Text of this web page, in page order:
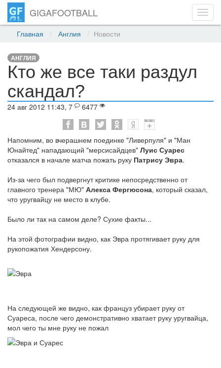
GIGAFOOTBALL
Главная Англия Новости
АНГЛИЯ
Кто же все таки раздул
скандал?
24 авг 2012 11:43, 7 6477
Напомним, во вчерашнем поединке "Ливерпуля" и "Ман
Юнайтед" нападающий "мерсисайдцев" Луис Суарес
отказался в начале матча пожать руку Патрису Эвра.
Из-за чего был подвергнут критике непосредственно от
главного тренера "МЮ" Алекса Фергюсона, который сказал,
что уругвайцу не место в клубе.
Было ли так на самом деле? Сухие факты...
На этой фотографии видно, как Эвра протягивает руку для
рукопожатия Хендерсону.
На следующей же видно, как француз убирает руку от
Суареса, после чего демонстративно хватает руку уругвайца,
мол чего ты мне руку не пожал